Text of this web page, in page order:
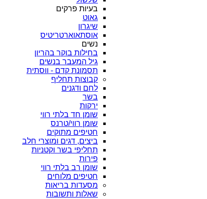
בעיות פרקים
גאוט
שיגרון
אוסתאוארטריטיס
נשים
בחילות בוקר בהריון
גיל המעבר בנשים
תסמונת קדם - ווסתית
קבוצות תחליף
לחם ודגנים
בשר
ירקות
שומן חד בלתי רווי
שומן רווי/טרנס
חטיפים מתוקים
ביצים, דגים ומוצרי חלב
תחליפי בשר וקטניות
פירות
שומן רב בלתי רווי
חטיפים מלוחים
מסעדות בריאות
שאלות ותשובות